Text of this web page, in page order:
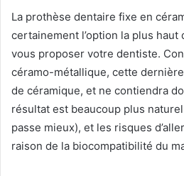
La prothèse dentaire fixe en
certainement l’option la plus haut
vous proposer votre dentiste.
céramo-métallique, cette
de céramique, et ne contiendra
résultat est beaucoup plus
passe mieux), et les risques
raison de la biocompatibilité du